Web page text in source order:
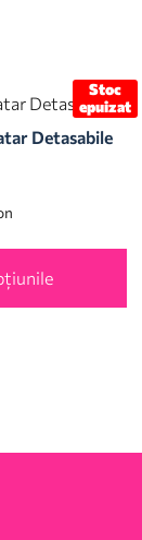
Stoc
epuizat
Detasabile